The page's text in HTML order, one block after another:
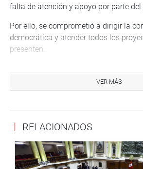
falta de atención y apoyo por parte del
Por ello, se comprometió a dirigir la
democrática y atender todos los
presenten.
afecta a estas comunidades, lo que
demandas históricas. Aquí no vamos
Asimismo, puso énfasis en la
conjunto y con políticas claras para
necesidades y mejorar la situación de
VER MÁS
RELACIONADOS